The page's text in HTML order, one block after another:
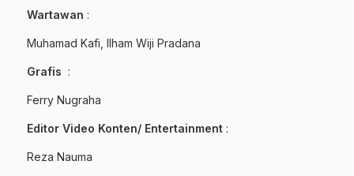
Wartawan :
Muhamad Kafi, Ilham Wiji Pradana
Grafis :
Ferry Nugraha
Editor Video Konten/ Entertainment :
Reza Nauma